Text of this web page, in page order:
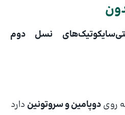
نسل دوم
رویدوپامین و سروتونین دارد